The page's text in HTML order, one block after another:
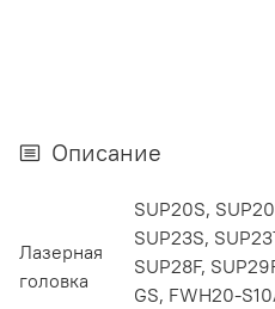
Описание
Лазерная
головка
SUP20S,
SUP23S,
SUP28F,
GS, FWH20-